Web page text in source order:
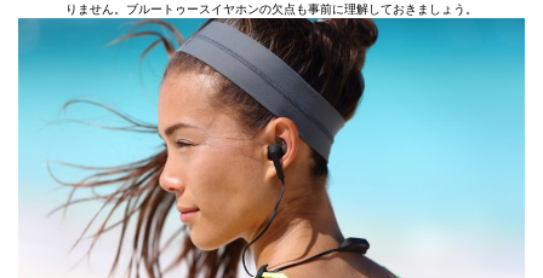
りません。ブルートゥースイヤホンの欠点も事前に理解しておきましょう。